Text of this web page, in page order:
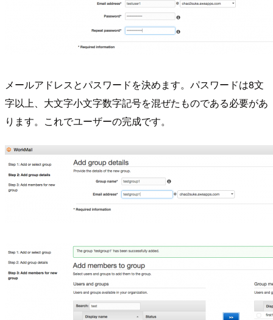
メールアドレスとパスワードを決めます。パスワードは8文
字以上、大文字小文字数字記号を混ぜたものである必要があ
ります。これでユーザーの完成です。